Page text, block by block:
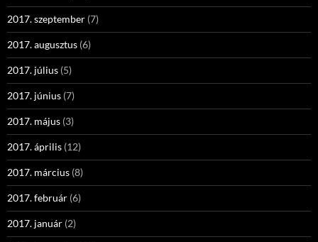
2017. szeptember (7)
2017. augusztus (6)
2017. július (5)
2017. június (7)
2017. május (3)
2017. április (12)
2017. március (8)
2017. február (6)
2017. január (2)